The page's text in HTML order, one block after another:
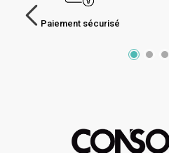
Paiement sécurisé